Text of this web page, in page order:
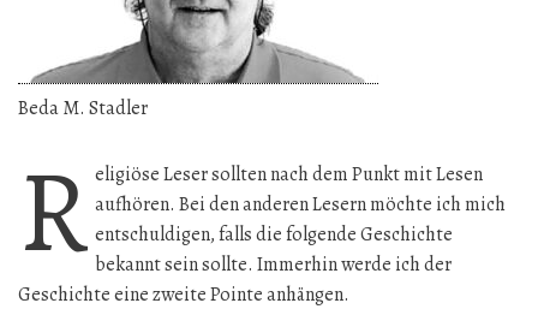
Beda M. Stadler
R eligiöse Leser sollten nach dem Punkt mit Lesen
aufhören. Bei den anderen Lesern möchte ich mich
entschuldigen, falls die folgende Geschichte
bekannt sein sollte. Immerhin werde ich der
Geschichte eine zweite Pointe anhängen.